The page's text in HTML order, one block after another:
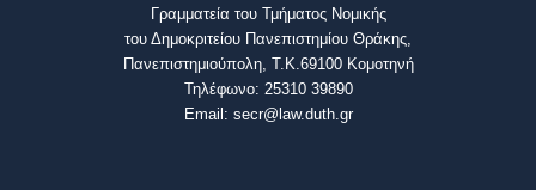
Γραμματεία του Τμήματος Νομικής
του Δημοκριτείου Πανεπιστημίου Θράκης,
Πανεπιστημιούπολη, Τ.Κ.69100 Κομοτηνή
Τηλέφωνο: 25310 39890
Email: secr@law.duth.gr